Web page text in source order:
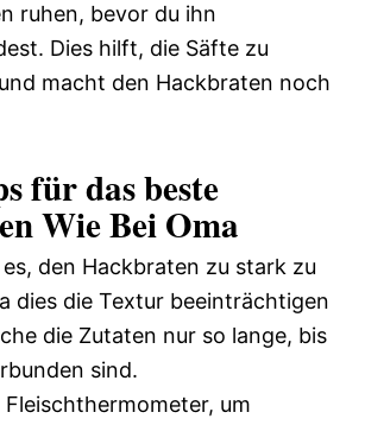
ruhen, bevor du ihn
Dies hilft, die Säfte zu
macht den Hackbraten noch
für das beste
Wie Bei Oma
den Hackbraten zu stark zu
dies die Textur beeinträchtigen
die Zutaten nur so lange, bis
sind.
Fleischthermometer, um